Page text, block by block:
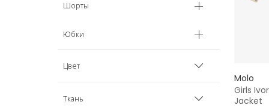
Шорты
Юбки
Цвет
Бежевый
Ткань
Molo
Girls
Jacket